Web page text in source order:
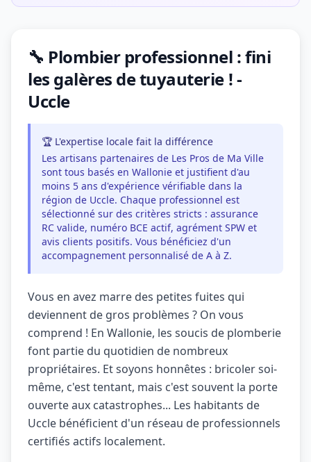
🔧 Plombier professionnel : fini
les galères de tuyauterie ! -
Uccle
🏆 L'expertise locale fait la différence
Les artisans partenaires de Les Pros de Ma Ville
sont tous basés en Wallonie et justifient d'au
moins 5 ans d'expérience vérifiable dans la
région de Uccle. Chaque professionnel est
sélectionné sur des critères stricts : assurance
RC valide, numéro BCE actif, agrément SPW et
avis clients positifs. Vous bénéficiez d'un
accompagnement personnalisé de A à Z.
Vous en avez marre des petites fuites qui
deviennent de gros problèmes ? On vous
comprend ! En Wallonie, les soucis de plomberie
font partie du quotidien de nombreux
propriétaires. Et soyons honnêtes : bricoler soi-
même, c'est tentant, mais c'est souvent la porte
ouverte aux catastrophes... Les habitants de
Uccle bénéficient d'un réseau de professionnels
certifiés actifs localement.